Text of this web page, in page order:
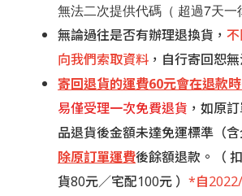
無法二次提供代碼（ 超過7天一
無論過往是否有辦理退換貨，
向我們索取資料 ，自行寄回恕
寄回退貨的運費60元會在退款
易僅受理一次免費退貨 ，如原
品退貨後金額未達免運標準（含
除原訂單運費後餘額退款。
（
貨80元／宅配100元 ） *自